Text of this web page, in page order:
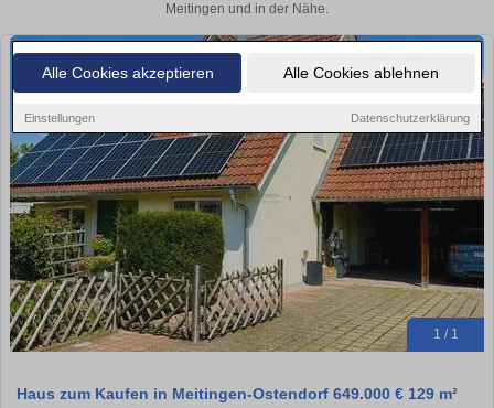
Alle Cookies akzeptieren Alle Cookies ablehnen
Einstellungen Datenschutzerklärung
Meitingen und in der Nähe.
1 / 1
Haus zum Kaufen in Meitingen-Ostendorf 649.000 € 129 m²